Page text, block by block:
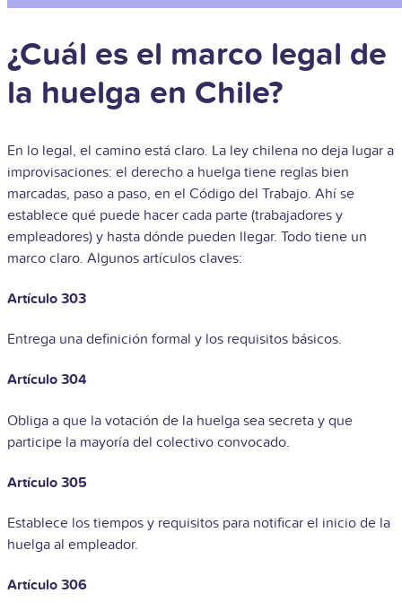
¿Cuál es el marco legal de
la huelga en Chile?
En lo legal, el camino está claro. La ley chilena no deja lugar a
improvisaciones: el derecho a huelga tiene reglas bien
marcadas, paso a paso, en el Código del Trabajo. Ahí se
establece qué puede hacer cada parte (trabajadores y
empleadores) y hasta dónde pueden llegar. Todo tiene un
marco claro. Algunos artículos claves:
Artículo 303
Entrega una definición formal y los requisitos básicos.
Artículo 304
Obliga a que la votación de la huelga sea secreta y que
participe la mayoría del colectivo convocado.
Artículo 305
Establece los tiempos y requisitos para notificar el inicio de la
huelga al empleador.
Artículo 306